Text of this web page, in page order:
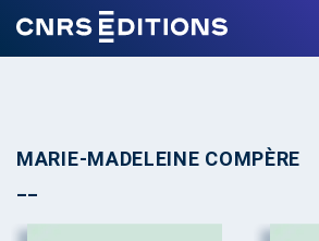
MARIE-MADELEINE COMPÈRE